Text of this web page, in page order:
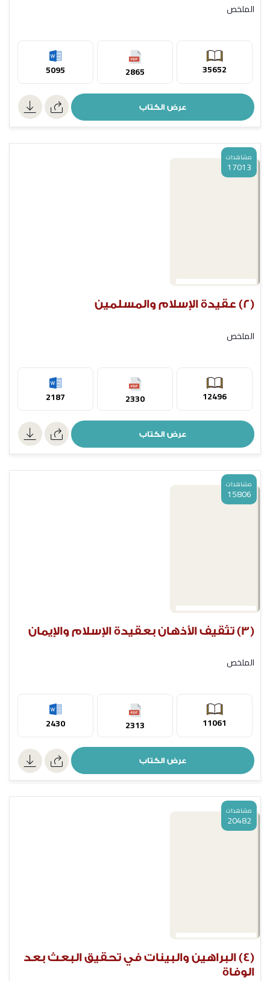
الملخص
35652
2865
5095
عرض الكتاب
مشاهدات
17013
(2) عقيدة الإسلام والمسلمين
الملخص
12496
2330
2187
عرض الكتاب
مشاهدات
15806
(3) تثقيف الأذهان بعقيدة الإسلام والإيمان
الملخص
11061
2313
2430
عرض الكتاب
مشاهدات
20482
(4) البراهين والبينات في تحقيق البعث بعد
الوفاة